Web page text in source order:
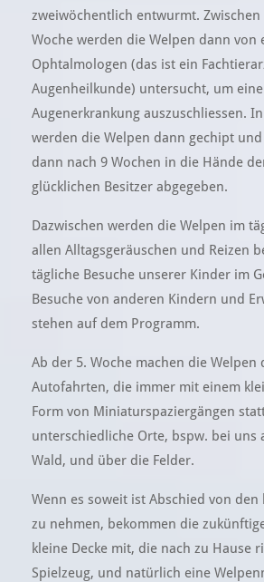
zweiwöchentlich entwurmt. Zwischen
Woche werden die Welpen dann von
Ophtalmologen (das ist ein
Augenheilkunde) untersucht, um eine
Augenerkrankung auszuschliessen.
werden die Welpen dann gechipt
dann nach 9 Wochen in die Hände
glücklichen Besitzer abgegeben.
Dazwischen werden die Welpen im
allen Alltagsgeräuschen und Reizen
tägliche Besuche unserer Kinder im
Besuche von anderen Kindern und
stehen auf dem Programm.
Ab der 5. Woche machen die Welpen
Autofahrten, die immer mit einem
Form von Miniaturspaziergängen
unterschiedliche Orte, bspw. bei uns
Wald, und über die Felder.
Wenn es soweit ist Abschied von den
zu nehmen, bekommen die
kleine Decke mit, die nach zu Hause
Spielzeug, und natürlich eine